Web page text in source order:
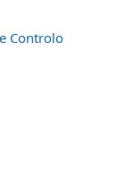
Controlo